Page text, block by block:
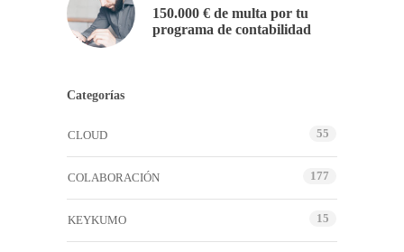
150.000 € de multa por tu
programa de contabilidad
Categorías
CLOUD 55
COLABORACIÓN 177
KEYKUMO 15